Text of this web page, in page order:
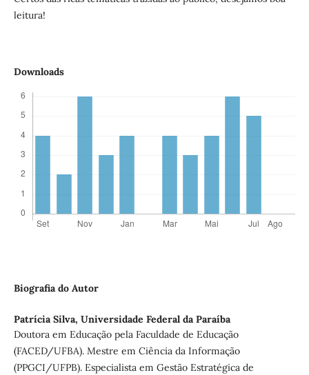
leitura!
Downloads
Biografia do Autor
Patrícia Silva, Universidade Federal da Paraíba
Doutora em Educação pela Faculdade de Educação
(FACED/UFBA). Mestre em Ciência da Informação
(PPGCI/UFPB). Especialista em Gestão Estratégica de